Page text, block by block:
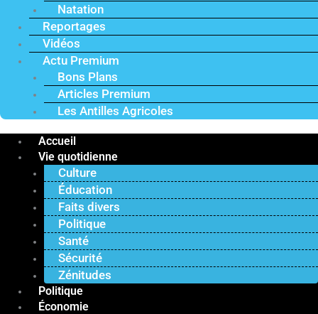
Natation
Reportages
Vidéos
Actu Premium
Bons Plans
Articles Premium
Les Antilles Agricoles
Accueil
Vie quotidienne
Culture
Éducation
Faits divers
Politique
Santé
Sécurité
Zénitudes
Politique
Économie